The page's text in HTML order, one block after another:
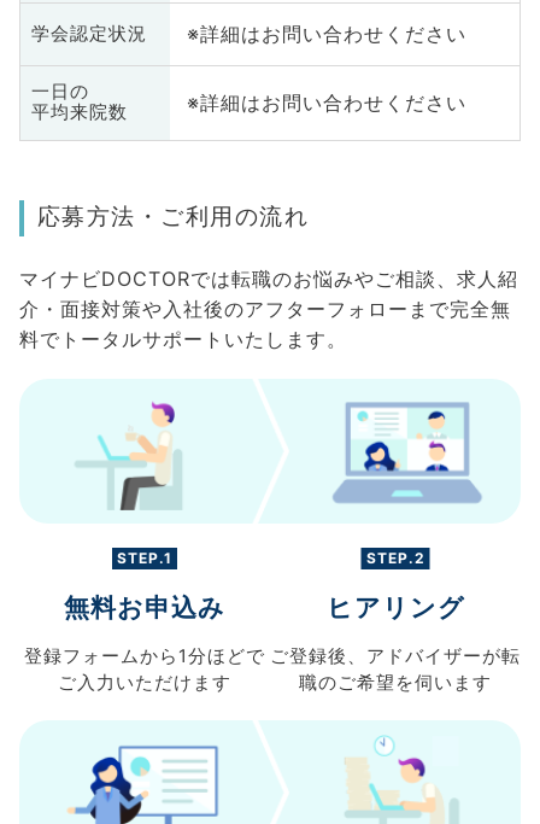
学会認定状況 ※詳細はお問い合わせください
一日の
平均来院数
※詳細はお問い合わせください
応募方法・ご利用の流れ
マイナビDOCTORでは転職のお悩みやご相談、求人紹
介・面接対策や入社後のアフターフォローまで完全無
料でトータルサポートいたします。
STEP.1
無料お申込み
登録フォームから 1分ほどで
ご入力 いただけます
STEP.2
ヒアリング
ご登録後、 アドバイザーが転
職のご希望を伺います